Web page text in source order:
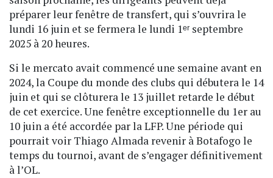
préparer leur fenêtre de transfert, qui s’ouvrira le
lundi 16 juin et se fermera le lundi 1ᵉʳ septembre
2025 à 20 heures.
Si le mercato avait commencé une semaine avant en
2024, la Coupe du monde des clubs qui débutera le 14
juin et qui se clôturera le 13 juillet retarde le début
de cet exercice. Une fenêtre exceptionnelle du 1er au
10 juin a été accordée par la LFP. Une période qui
pourrait voir Thiago Almada revenir à Botafogo le
temps du tournoi, avant de s’engager définitivement
à l’OL.